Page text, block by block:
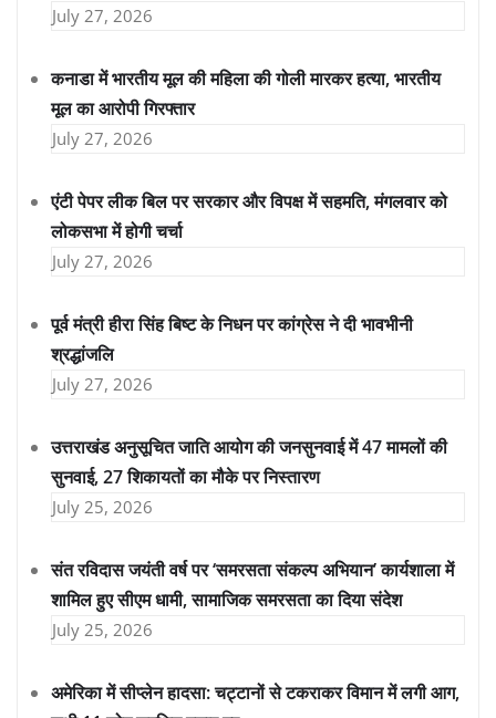
July 27, 2026
कनाडा में भारतीय मूल की महिला की गोली मारकर हत्या, भारतीय
मूल का आरोपी गिरफ्तार
July 27, 2026
एंटी पेपर लीक बिल पर सरकार और विपक्ष में सहमति, मंगलवार को
लोकसभा में होगी चर्चा
July 27, 2026
पूर्व मंत्री हीरा सिंह बिष्ट के निधन पर कांग्रेस ने दी भावभीनी
श्रद्धांजलि
July 27, 2026
उत्तराखंड अनुसूचित जाति आयोग की जनसुनवाई में 47 मामलों की
सुनवाई, 27 शिकायतों का मौके पर निस्तारण
July 25, 2026
संत रविदास जयंती वर्ष पर ‘समरसता संकल्प अभियान’ कार्यशाला में
शामिल हुए सीएम धामी, सामाजिक समरसता का दिया संदेश
July 25, 2026
अमेरिका में सीप्लेन हादसा: चट्टानों से टकराकर विमान में लगी आग,